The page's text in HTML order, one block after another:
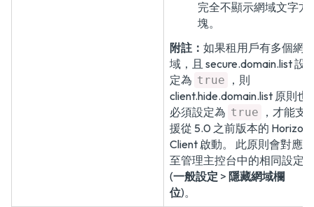
完全不顯示網域文字方
塊。
附註： 如果租用戶有多個網
域，且 secure.domain.list 設
定為 true
，則
client.hide.domain.list 原則也
必須設定為 true
，才能支
援從 5.0 之前版本的 Horizon
Client 啟動。 此原則會對應
至管理主控台中的相同設定
(一般設定 > 隱藏網域欄
位)。